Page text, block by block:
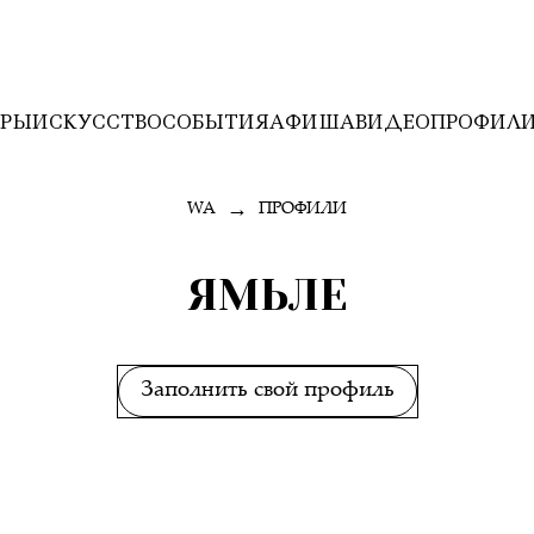
ИСКУССТВОСОБЫТИЯАФИШАВИДЕО
WA → ПРОФИЛИ
ЯМЬЛЕ
Заполнить свой профиль